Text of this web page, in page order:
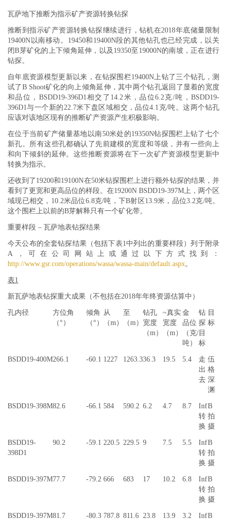
瓦萨地下推断为指示矿产资源转换钻探
推断到指示矿产资源转换钻探继续进行，钻机在2018年底储量限制
19400N以南移动。19450和19400N段的其他钻孔也已经完成，以关
闭B芽矿化的上下倾角延伸，以及19350至19000N的南坡，正在进行
钻探。
自年底资源模型更新以来，在钻探围栏19400N上钻了三个钻孔，测
试了B Shoot矿化的向上倾角延伸，其中两个钻孔返回了显着的宽度
和品位，BSDD19-396D1相交了14.2米，品位6.2克/吨，BSDD19-
396D1与一个新的22.7米下盘区域相交，品位4.1克/吨。这两个钻孔
应该对该地区现有的推断矿产资源产生积极影响。
在位于当前矿产储量基地以南50米处的19350N钻探围栏上钻了七个
新孔。所有这些孔都确认了先前建模的宽度和等级，并有一些向上
和向下倾斜的延伸。这些推断资源将在下一次矿产资源模型更新中
转换为指示。
还收到了19200和19100N在50米钻探围栏上进行额外钻探的结果，并
看到了更宽和更高品位的样段。在19200N BSDD19-397M上，两个区
域现已相交，10.2米品位6.8克/吨，下B射区13.9米，品位3.2克/吨。
这个围栏上以前的B芽解释只有一个矿化带。
重要样段 – 瓦萨地表钻探结果
今天公布的全套钻探结果（包括下表1中列出的重要样段）列于附录
A，可在公司网站上或通过以下方式找到：
http://www.gsr.com/operations/wassa/wassa-main/default.aspx。
表1
新瓦萨地表钻探重大成果（不包括在2018年年终资源估算中）
孔内径
方位角
（°）
倾角
（°）
从
（m）
至
（m）
钻孔
宽度
（m）
~真实
宽度
（m）
金
品位
（克/
吨）
钻
探
目
标
目
标
BSDD19-400M266.1 -60.1 1227 1263.336.3 19.5 5.4
走
出
去
伍
格
深
渊
BSDD19-398M82.6 -66.1 584 590.2 6.2 4.7 8.7
Inf
转
换
B
拍
摄
BSDD19-
398D1
90.2 -59.1 220.5 229.5 9 7.5 5.5
Inf
转
换
B
拍
摄
BSDD19-397M77.7 -79.2 666 683 17 10.2 6.8
Inf
转
换
B
拍
摄
BSDD19-397M81.7 -80.3 787.8 811.6 23.8 13.9 3.2
InfB